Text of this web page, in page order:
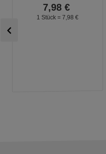
7,98 €
1 Stück = 7, 98 €